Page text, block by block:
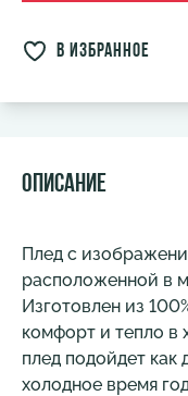
в избранное
Описание
Плед с
расположенной в
Изготовлен из
комфорт и тепло в
плед подойдет
холодное время